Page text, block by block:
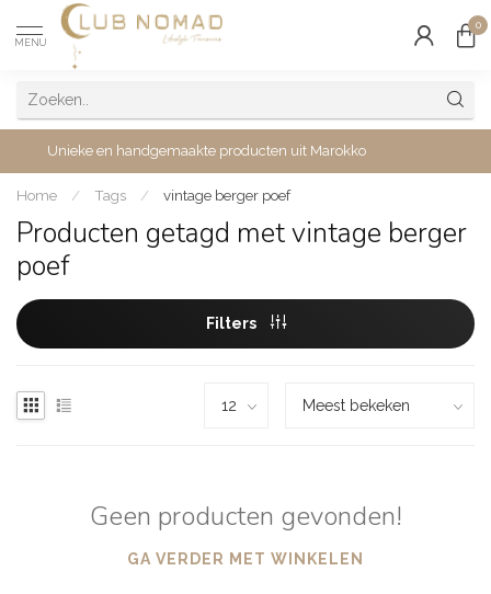
MENU
0
Unieke en handgemaakte producten uit Marokko
Home / Tags / vintage berger poef
Producten getagd met vintage berger
poef
Filters
Geen producten gevonden!
GA VERDER MET WINKELEN